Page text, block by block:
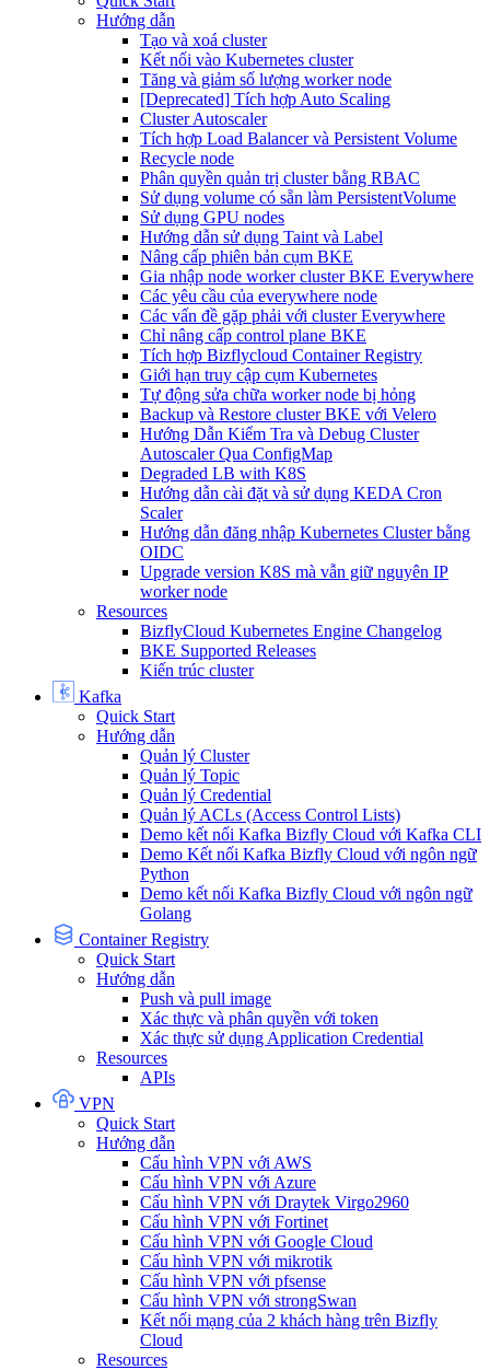
Hướng dẫn
Tạo và xoá cluster
Kết nối vào Kubernetes cluster
Tăng và giảm số lượng worker node
[Deprecated] Tích hợp Auto Scaling
Cluster Autoscaler
Tích hợp Load Balancer và Persistent Volume
Recycle node
Phân quyền quản trị cluster bằng RBAC
Sử dụng volume có sẵn làm PersistentVolume
Sử dụng GPU nodes
Hướng dẫn sử dụng Taint và Label
Nâng cấp phiên bản cụm BKE
Gia nhập node worker cluster BKE Everywhere
Các yêu cầu của everywhere node
Các vấn đề gặp phải với cluster Everywhere
Chỉ nâng cấp control plane BKE
Tích hợp Bizflycloud Container Registry
Giới hạn truy cập cụm Kubernetes
Tự động sửa chữa worker node bị hỏng
Backup và Restore cluster BKE với Velero
Hướng Dẫn Kiểm Tra và Debug Cluster
Autoscaler Qua ConfigMap
Degraded LB with K8S
Hướng dẫn cài đặt và sử dụng KEDA Cron
Scaler
Hướng dẫn đăng nhập Kubernetes Cluster bằng
OIDC
Upgrade version K8S mà vẫn giữ nguyên IP
worker node
Resources
BizflyCloud Kubernetes Engine Changelog
BKE Supported Releases
Kiến trúc cluster
Kafka
Quick Start
Hướng dẫn
Quản lý Cluster
Quản lý Topic
Quản lý Credential
Quản lý ACLs (Access Control Lists)
Demo kết nối Kafka Bizfly Cloud với Kafka CLI
Demo Kết nối Kafka Bizfly Cloud với ngôn ngữ
Python
Demo kết nối Kafka Bizfly Cloud với ngôn ngữ
Golang
Container Registry
Quick Start
Hướng dẫn
Push và pull image
Xác thực và phân quyền với token
Xác thực sử dụng Application Credential
Resources
APIs
VPN
Quick Start
Hướng dẫn
Cấu hình VPN với AWS
Cấu hình VPN với Azure
Cấu hình VPN với Draytek Virgo2960
Cấu hình VPN với Fortinet
Cấu hình VPN với Google Cloud
Cấu hình VPN với mikrotik
Cấu hình VPN với pfsense
Cấu hình VPN với strongSwan
Kết nối mạng của 2 khách hàng trên Bizfly
Cloud
Resources